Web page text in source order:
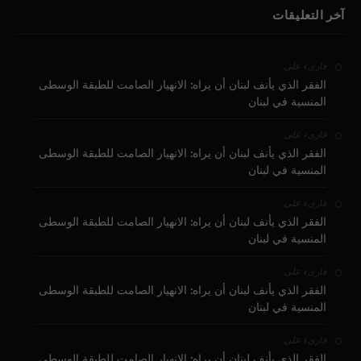
آخر التعليقات
قارىء على
الفقر الذي يأنف لبنان أن يراه: الانهيار الصامت للطبقة الوسطى
المنسية في لبنان
قارىء على
الفقر الذي يأنف لبنان أن يراه: الانهيار الصامت للطبقة الوسطى
المنسية في لبنان
قارىء على
الفقر الذي يأنف لبنان أن يراه: الانهيار الصامت للطبقة الوسطى
المنسية في لبنان
قارىء على
الفقر الذي يأنف لبنان أن يراه: الانهيار الصامت للطبقة الوسطى
المنسية في لبنان
قارىء على